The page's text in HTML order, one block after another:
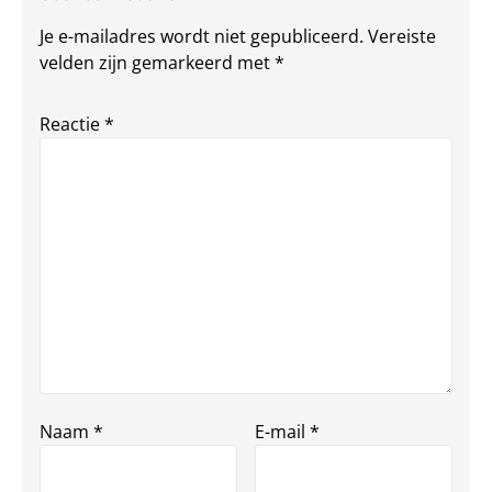
Je e-mailadres wordt niet gepubliceerd. Vereiste
velden zijn gemarkeerd met*
Reactie*
Naam * E-mail *